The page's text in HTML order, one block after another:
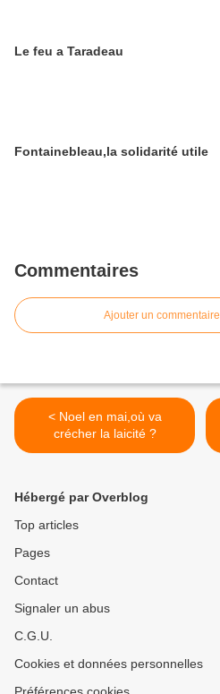
Le feu a Taradeau
Fontainebleau,la solidarité utile
Commentaires
Ajouter un commentaire
< Noel en mai,où va
crécher la laicité ?
Hébergé par Overblog
Top articles
Pages
Contact
Signaler un abus
C.G.U.
Cookies et données personnelles